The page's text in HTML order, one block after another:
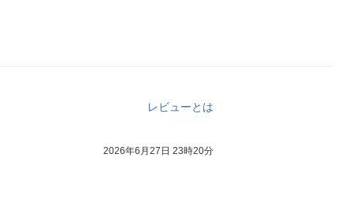
レビューとは
2026年6月27日 23時20分